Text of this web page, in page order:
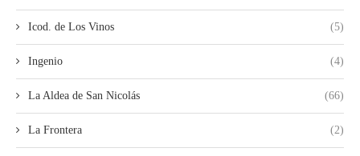
Icod. de Los Vinos (5)
Ingenio (4)
La Aldea de San Nicolás (66)
La Frontera (2)